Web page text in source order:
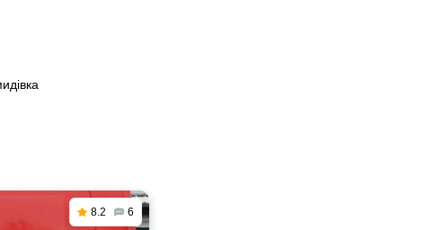
8.2 6